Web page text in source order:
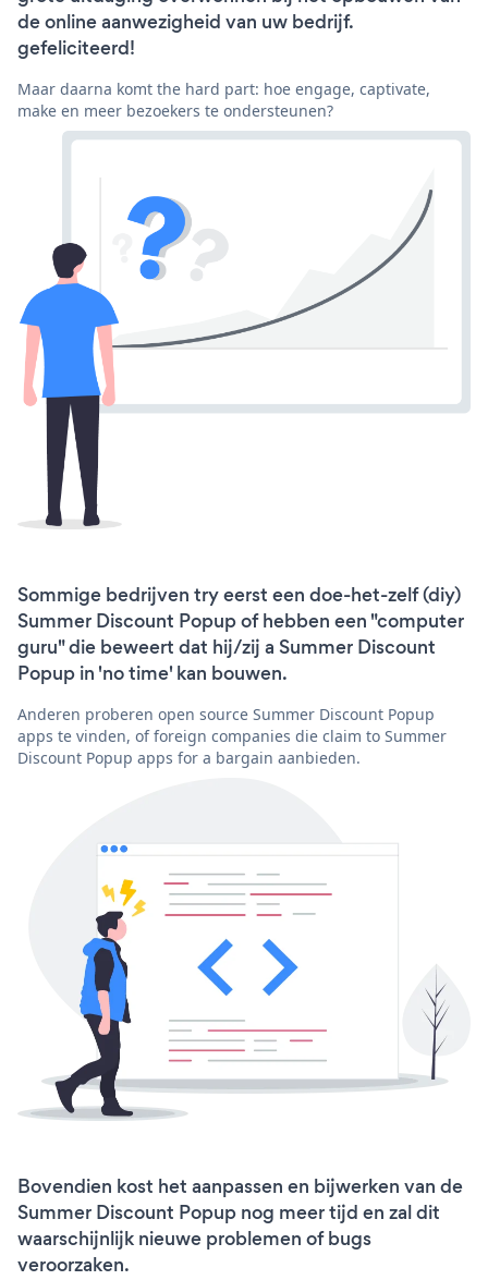
de online aanwezigheid van uw bedrijf.
gefeliciteerd!
Maar daarna komt the hard part: hoe engage, captivate,
make en meer bezoekers te ondersteunen?
Sommige bedrijven try eerst een doe-het-zelf (diy)
Summer Discount Popup of hebben een "computer
guru" die beweert dat hij/zij a Summer Discount
Popup in 'no time' kan bouwen.
Anderen proberen open source Summer Discount Popup
apps te vinden, of foreign companies die claim to Summer
Discount Popup apps for a bargain aanbieden.
Bovendien kost het aanpassen en bijwerken van de
Summer Discount Popup nog meer tijd en zal dit
waarschijnlijk nieuwe problemen of bugs
veroorzaken.